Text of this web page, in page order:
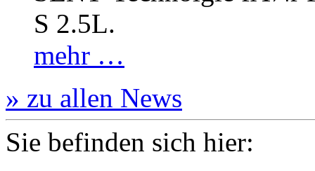
S 2.5L.
mehr …
» zu allen News
Sie befinden sich hier: